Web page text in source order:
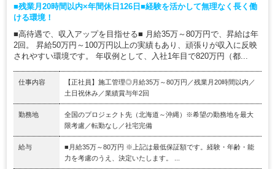
■残業月20時間以内×年間休日126日■経験を活かして無理なく長く働
ける環境！
■高待遇で、収入アップを目指せる■ 月給35万～80万円で、昇給は年
2回。 昇給50万円～100万円以上の実績もあり、頑張りが収入に反映
されやすい環境です。 年収例として、入社1年目で820万円（都...
仕事内容
【正社員】施工管理◎月給35万～80万円／残業月20時間以内／
土日祝休み／業績賞与年2回
勤務地
全国のプロジェクト先（北海道～沖縄）※希望の勤務地を最大
限考慮／転勤なし／社宅完備
給与
■月給35万～80万円 ※上記は最低保証額です。経験・年齢・能
力を考慮のうえ、決定いたします。 ...